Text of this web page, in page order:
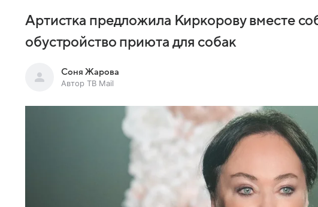
Артистка предложила Киркорову вместе
обустройство приюта для собак
Соня Жарова
Автор ТВ Mail